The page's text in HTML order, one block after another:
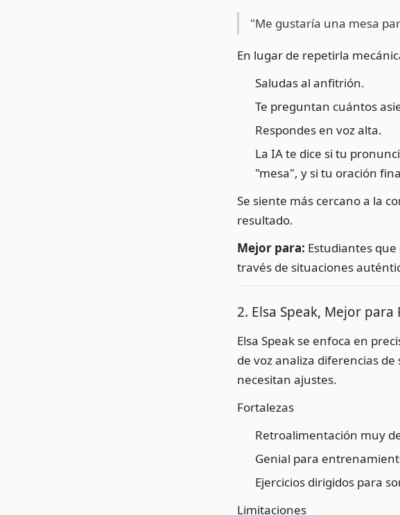
"Me gustaría una mesa
En lugar de repetirla
Saludas al anfitrión.
Te preguntan cuántos
Respondes en voz alta.
La IA te dice si tu
"mesa", y si tu oración
Se siente más cercano a la
resultado.
Mejor para: Estudiantes
través de situaciones
2. Elsa Speak, Mejor
Elsa Speak se enfoca en
de voz analiza diferencias
necesitan ajustes.
Fortalezas
Retroalimentación muy
Genial para
Ejercicios dirigidos para
Limitaciones